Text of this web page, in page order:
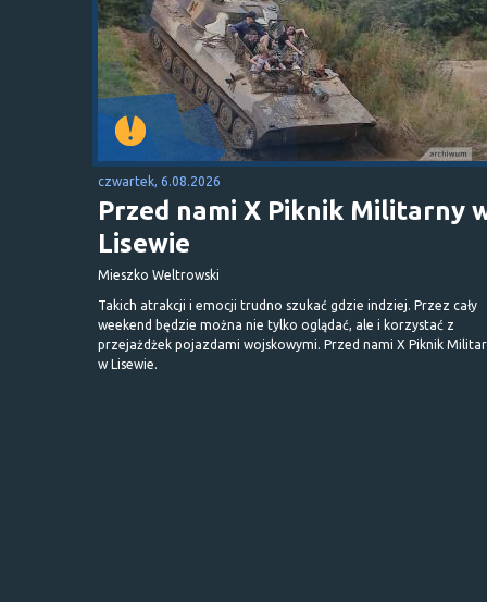
czwartek, 6.08.2026
Przed nami X Piknik Militarny
Lisewie
Mieszko Weltrowski
Takich atrakcji i emocji trudno szukać gdzie indziej. Przez cały
weekend będzie można nie tylko oglądać, ale i korzystać z
przejażdżek pojazdami wojskowymi. Przed nami X Piknik
w Lisewie.